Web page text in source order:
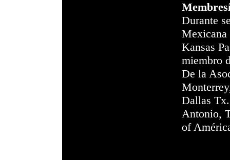
Durante
Mexicana
Kansas
miembro
De la
Dallas
Antonio,
of